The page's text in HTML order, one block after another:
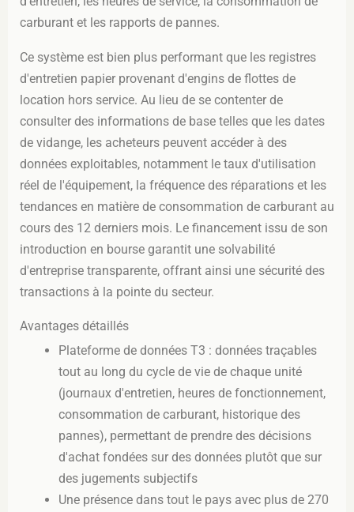
carburant et les rapports de pannes.
Ce système est bien plus performant que les registres
d'entretien papier provenant d'engins de flottes de
location hors service. Au lieu de se contenter de
consulter des informations de base telles que les dates
de vidange, les acheteurs peuvent accéder à des
données exploitables, notamment le taux d'utilisation
réel de l'équipement, la fréquence des réparations et les
tendances en matière de consommation de carburant au
cours des 12 derniers mois. Le financement issu de son
introduction en bourse garantit une solvabilité
d'entreprise transparente, offrant ainsi une sécurité des
transactions à la pointe du secteur.
Avantages détaillés
Plateforme de données T3 : données traçables
tout au long du cycle de vie de chaque unité
(journaux d'entretien, heures de fonctionnement,
consommation de carburant, historique des
pannes), permettant de prendre des décisions
d'achat fondées sur des données plutôt que sur
des jugements subjectifs
Une présence dans tout le pays avec plus de 270